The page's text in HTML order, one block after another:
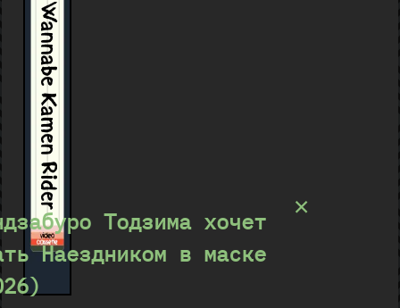
Wannabe Kamen Rider ×
Тодзима хочет
Наездником в маске